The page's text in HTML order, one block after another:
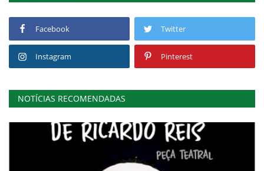
Facebook Twitter
Instagram Pinterest
NOTÍCIAS RECOMENDADAS